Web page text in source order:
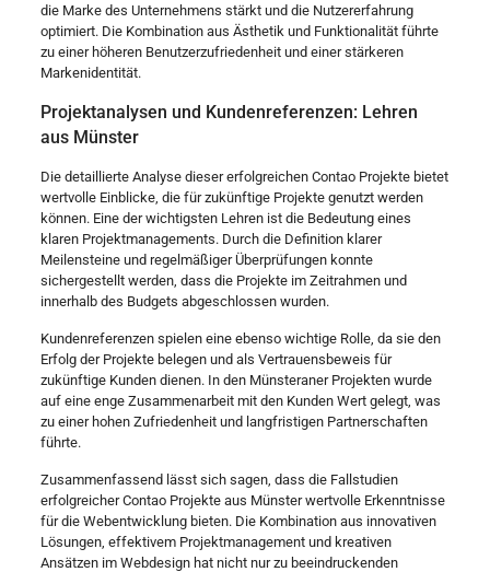
die Marke des Unternehmens stärkt und die Nutzererfahrung
optimiert. Die Kombination aus Ästhetik und Funktionalität führte
zu einer höheren Benutzerzufriedenheit und einer stärkeren
Markenidentität.
Projektanalysen und Kundenreferenzen: Lehren
aus Münster
Die detaillierte Analyse dieser erfolgreichen Contao Projekte bietet
wertvolle Einblicke, die für zukünftige Projekte genutzt werden
können. Eine der wichtigsten Lehren ist die Bedeutung eines
klaren Projektmanagements. Durch die Definition klarer
Meilensteine und regelmäßiger Überprüfungen konnte
sichergestellt werden, dass die Projekte im Zeitrahmen und
innerhalb des Budgets abgeschlossen wurden.
Kundenreferenzen spielen eine ebenso wichtige Rolle, da sie den
Erfolg der Projekte belegen und als Vertrauensbeweis für
zukünftige Kunden dienen. In den Münsteraner Projekten wurde
auf eine enge Zusammenarbeit mit den Kunden Wert gelegt, was
zu einer hohen Zufriedenheit und langfristigen Partnerschaften
führte.
Zusammenfassend lässt sich sagen, dass die Fallstudien
erfolgreicher Contao Projekte aus Münster wertvolle Erkenntnisse
für die Webentwicklung bieten. Die Kombination aus innovativen
Lösungen, effektivem Projektmanagement und kreativen
Ansätzen im Webdesign hat nicht nur zu beeindruckenden